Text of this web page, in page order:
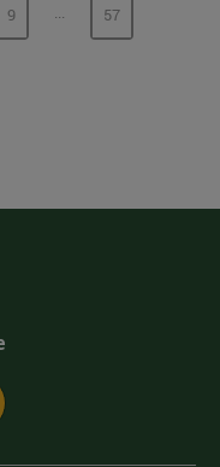
PÀGINA
9 ...PÀGINESPÀGINA
57